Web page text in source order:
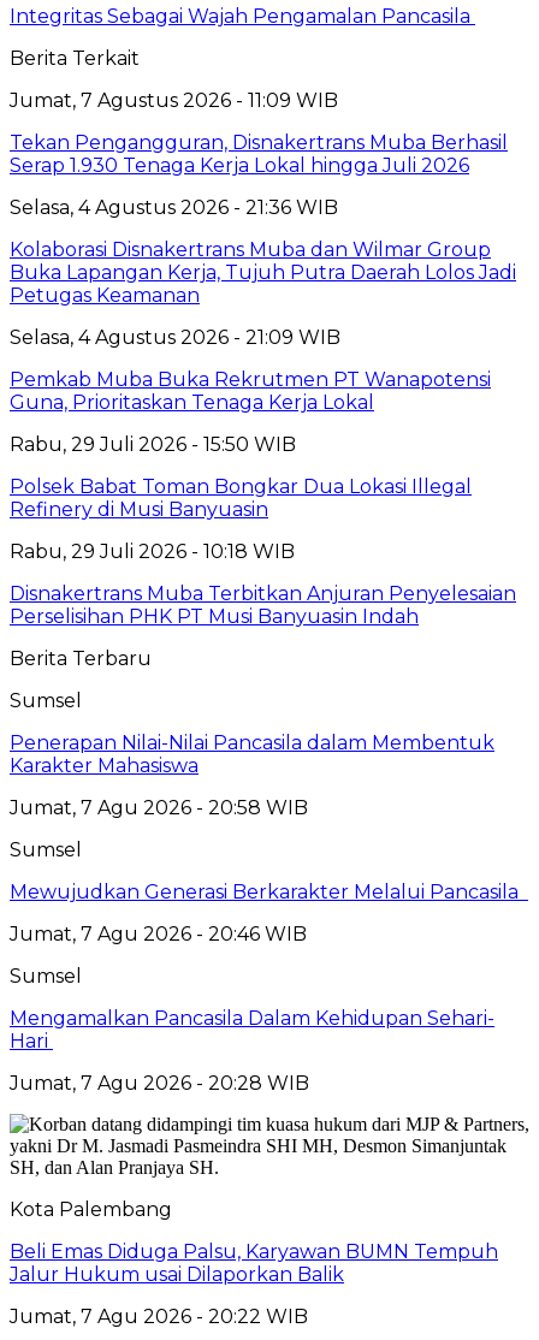
Integritas Sebagai Wajah Pengamalan Pancasila
Berita Terkait
Jumat, 7 Agustus 2026 - 11:09 WIB
Tekan Pengangguran, Disnakertrans Muba Berhasil
Serap 1.930 Tenaga Kerja Lokal hingga Juli 2026
Selasa, 4 Agustus 2026 - 21:36 WIB
Kolaborasi Disnakertrans Muba dan Wilmar Group
Buka Lapangan Kerja, Tujuh Putra Daerah Lolos Jadi
Petugas Keamanan
Selasa, 4 Agustus 2026 - 21:09 WIB
Pemkab Muba Buka Rekrutmen PT Wanapotensi
Guna, Prioritaskan Tenaga Kerja Lokal
Rabu, 29 Juli 2026 - 15:50 WIB
Polsek Babat Toman Bongkar Dua Lokasi Illegal
Refinery di Musi Banyuasin
Rabu, 29 Juli 2026 - 10:18 WIB
Disnakertrans Muba Terbitkan Anjuran Penyelesaian
Perselisihan PHK PT Musi Banyuasin Indah
Berita Terbaru
Sumsel
Penerapan Nilai-Nilai Pancasila dalam Membentuk
Karakter Mahasiswa
Jumat, 7 Agu 2026 - 20:58 WIB
Sumsel
Mewujudkan Generasi Berkarakter Melalui Pancasila
Jumat, 7 Agu 2026 - 20:46 WIB
Sumsel
Mengamalkan Pancasila Dalam Kehidupan Sehari-
Hari
Jumat, 7 Agu 2026 - 20:28 WIB
Kota Palembang
Beli Emas Diduga Palsu, Karyawan BUMN Tempuh
Jalur Hukum usai Dilaporkan Balik
Jumat, 7 Agu 2026 - 20:22 WIB